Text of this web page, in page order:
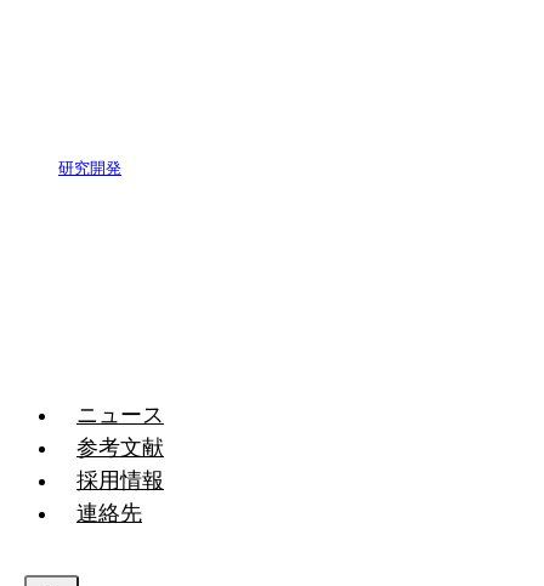
研究開発
ニュース
参考文献
採用情報
連絡先